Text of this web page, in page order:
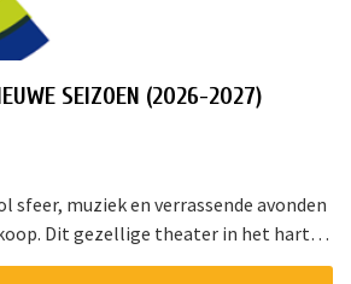
SEIZOEN (2026-2027)
sfeer, muziek en verrassende avonden
Dit gezellige theater in het hart
gevarieerd programma voor jong